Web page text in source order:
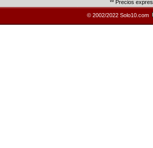
** Precios
© 2002/2022 Solo10.com